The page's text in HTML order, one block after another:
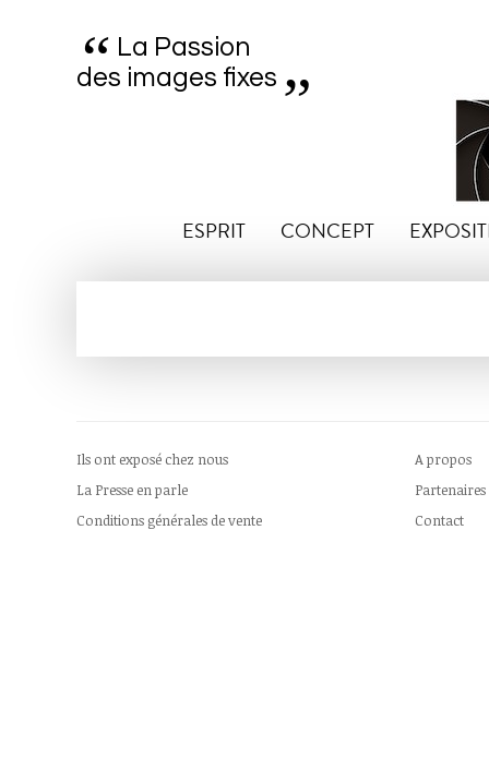
“ La Passion
des images fixes „
ESPRIT CONCEPT
Ils ont exposé chez nous
La Presse en parle
Conditions générales de vente
A propos
Partenaires
Contact